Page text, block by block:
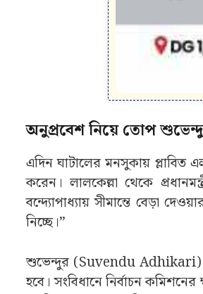
শুভেন্দুর (Suvendu Adhikari)
হবে। সংবিধানে নির্বাচন
রোহিঙ্গা এবং বাংলাদেশি